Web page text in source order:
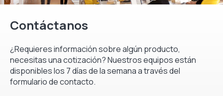
Contáctanos
¿Requieres información sobre algún producto,
necesitas una cotización? Nuestros equipos están
disponibles los 7 días de la semana a través del
formulario de contacto.